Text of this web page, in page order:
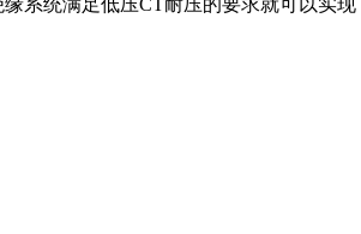
系统满足低压CT耐压的要求就可以实